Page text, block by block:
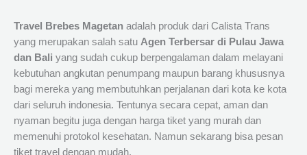
Travel Brebes Magetan adalah produk dari Calista Trans
yang merupakan salah satu Agen Terbersar di Pulau Jawa
dan Bali yang sudah cukup berpengalaman dalam melayani
kebutuhan angkutan penumpang maupun barang khususnya
bagi mereka yang membutuhkan perjalanan dari kota ke kota
dari seluruh indonesia. Tentunya secara cepat, aman dan
nyaman begitu juga dengan harga tiket yang murah dan
memenuhi protokol kesehatan. Namun sekarang bisa pesan
tiket travel dengan mudah.